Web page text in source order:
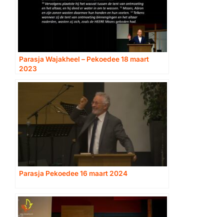
Parasja Wajakheel – Pekoedee 18 maart
2023
Parasja Pekoedee 16 maart 2024